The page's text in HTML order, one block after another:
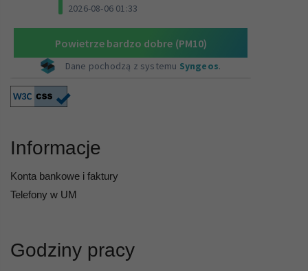
Informacje
Konta bankowe i faktury
Telefony w UM
Godziny pracy